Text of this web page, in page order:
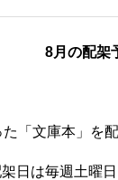
8月の配架
本」を配架
日は毎週土曜